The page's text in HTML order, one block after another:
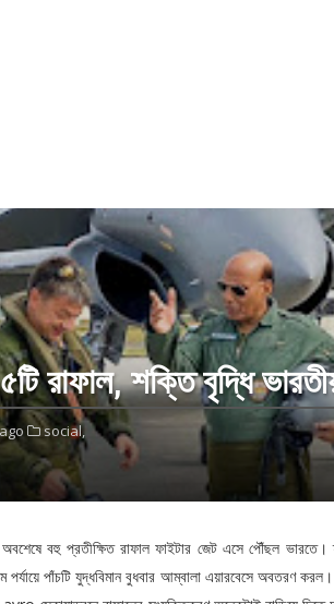
রাফাল, শক্তি বৃদ্ধি
social,
বহু প্রতীক্ষিত রাফাল ফাইটার জেট এসে পৌঁছল ভারতে।
পাঁচটি যুদ্ধবিমান বুধবার আম্বালা এয়ারবেসে অবতরণ করল।